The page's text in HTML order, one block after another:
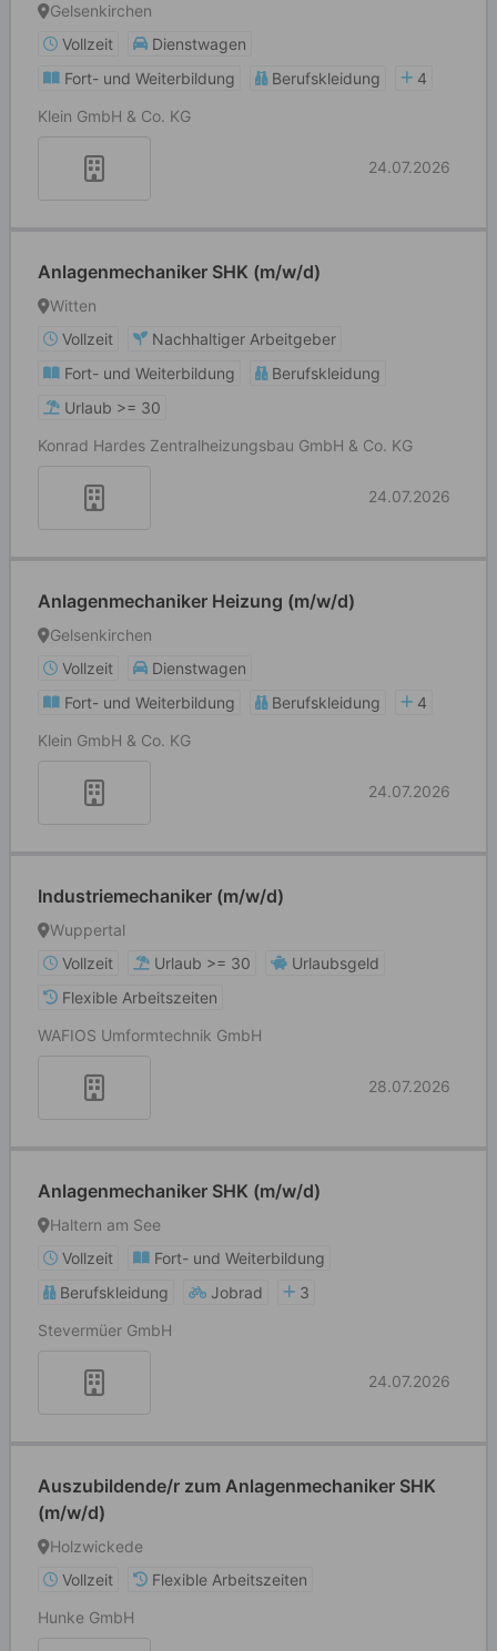
Gelsenkirchen
Vollzeit
Dienstwagen
Fort- und Weiterbildung
Berufskleidung
4
Klein GmbH & Co. KG
24.07.2026
Anlagenmechaniker SHK (m/w/d)
Witten
Vollzeit
Nachhaltiger Arbeitgeber
Fort- und Weiterbildung
Berufskleidung
Urlaub >= 30
Konrad Hardes Zentralheizungsbau GmbH & Co. KG
24.07.2026
Anlagenmechaniker Heizung (m/w/d)
Gelsenkirchen
Vollzeit
Dienstwagen
Fort- und Weiterbildung
Berufskleidung
4
Klein GmbH & Co. KG
24.07.2026
Industriemechaniker (m/w/d)
Wuppertal
Vollzeit
Urlaub >= 30
Urlaubsgeld
Flexible Arbeitszeiten
WAFIOS Umformtechnik GmbH
28.07.2026
Anlagenmechaniker SHK (m/w/d)
Haltern am See
Vollzeit
Fort- und Weiterbildung
Berufskleidung
Jobrad
3
Stevermüer GmbH
24.07.2026
Auszubildende/r zum Anlagenmechaniker SHK
(m/w/d)
Holzwickede
Vollzeit
Flexible Arbeitszeiten
Hunke GmbH